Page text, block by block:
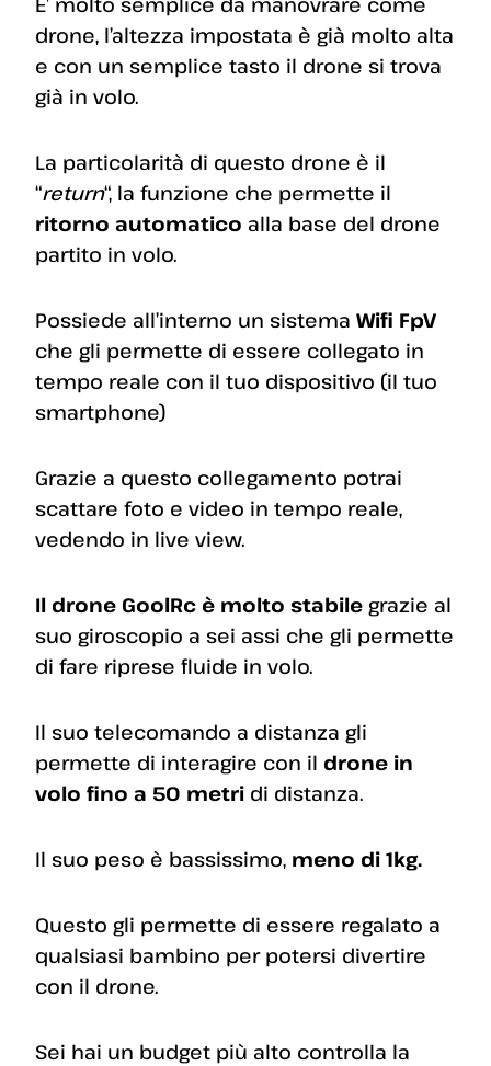
drone, l’altezza impostata è già molto alta
e con un semplice tasto il drone si trova
già in volo.
La particolarità di questo drone è il
“return“, la funzione che permette il
ritorno automatico alla base del drone
partito in volo.
Possiede all’interno un sistema Wifi FpV
che gli permette di essere collegato in
tempo reale con il tuo dispositivo (il tuo
smartphone)
Grazie a questo collegamento potrai
scattare foto e video in tempo reale,
vedendo in live view.
Il drone GoolRc è molto stabile grazie al
suo giroscopio a sei assi che gli permette
di fare riprese fluide in volo.
Il suo telecomando a distanza gli
permette di interagire con il drone in
volo fino a 50 metri di distanza.
Il suo peso è bassissimo, meno di 1kg.
Questo gli permette di essere regalato a
qualsiasi bambino per potersi divertire
con il drone.
Sei hai un budget più alto controlla la